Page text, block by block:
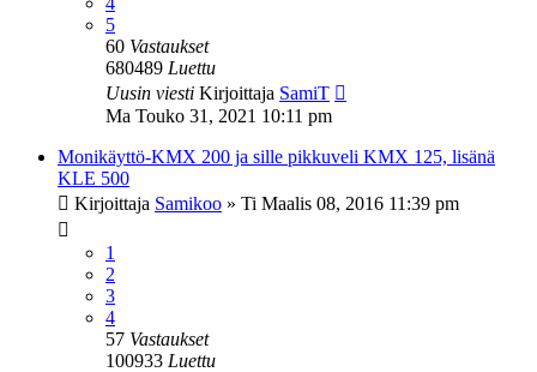
5
60 Vastaukset
680489 Luettu
Uusin viesti Kirjoittaja SamiT
Ma Touko 31, 2021 10:11 pm
Monikäyttö-KMX 200 ja sille pikkuveli KMX 125, lisänä
KLE 500
Kirjoittaja Samikoo » Ti Maalis 08, 2016 11:39 pm
1
2
3
4
57 Vastaukset
100933 Luettu